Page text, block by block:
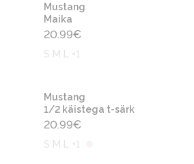
Mustang
Maika
20.99€
S M L +1
Mustang
1/2 käistega t-särk
20.99€
S M L +1